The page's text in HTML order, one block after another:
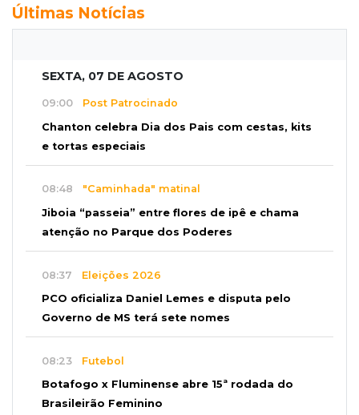
Últimas Notícias
SEXTA, 07 DE AGOSTO
09:00 Post Patrocinado
Chanton celebra Dia dos Pais com cestas, kits
e tortas especiais
08:48 "Caminhada" matinal
Jiboia “passeia” entre flores de ipê e chama
atenção no Parque dos Poderes
08:37 Eleições 2026
PCO oficializa Daniel Lemes e disputa pelo
Governo de MS terá sete nomes
08:23 Futebol
Botafogo x Fluminense abre 15ª rodada do
Brasileirão Feminino